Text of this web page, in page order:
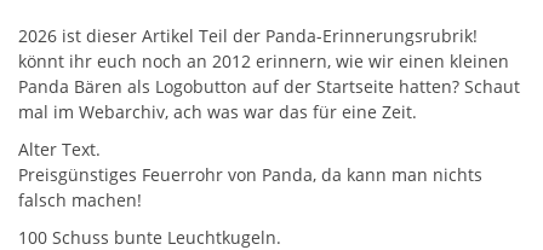
2026 ist dieser Artikel Teil der Panda-Erinnerungsrubrik!
könnt ihr euch noch an 2012 erinnern, wie wir einen kleinen
Panda Bären als Logobutton auf der Startseite hatten? Schaut
mal im Webarchiv, ach was war das für eine Zeit.
Alter Text.
Preisgünstiges Feuerrohr von Panda, da kann man nichts
falsch machen!
100 Schuss bunte Leuchtkugeln.